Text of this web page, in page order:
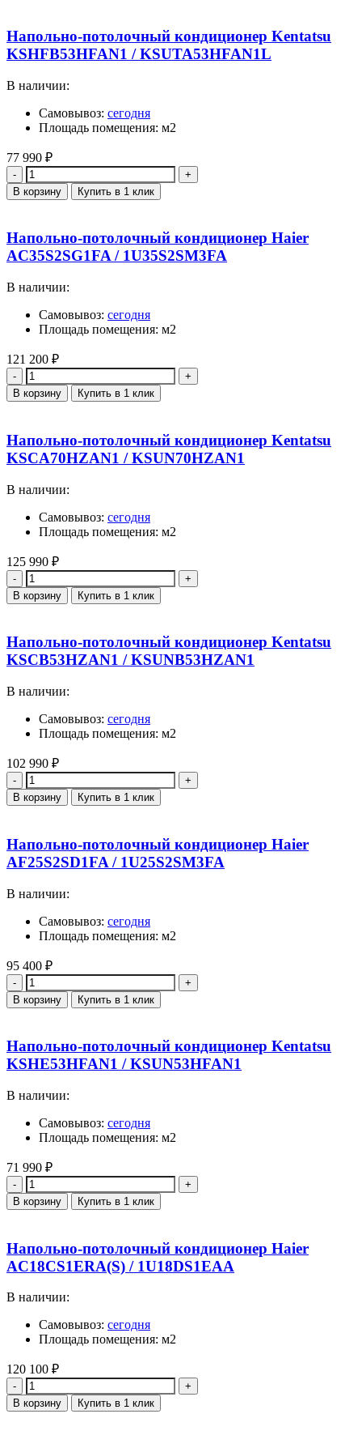
Напольно-потолочный кондиционер Kentatsu
KSHFB53HFAN1 / KSUTA53HFAN1L
В наличии:
Самовывоз: сегодня
Площадь помещения: м2
77 990 ₽
Количество
В корзину Купить в 1 клик
Напольно-потолочный кондиционер Haier
AC35S2SG1FA / 1U35S2SM3FA
В наличии:
Самовывоз: сегодня
Площадь помещения: м2
121 200 ₽
Количество
В корзину Купить в 1 клик
Напольно-потолочный кондиционер Kentatsu
KSCA70HZAN1 / KSUN70HZAN1
В наличии:
Самовывоз: сегодня
Площадь помещения: м2
125 990 ₽
Количество
В корзину Купить в 1 клик
Напольно-потолочный кондиционер Kentatsu
KSCB53HZAN1 / KSUNB53HZAN1
В наличии:
Самовывоз: сегодня
Площадь помещения: м2
102 990 ₽
Количество
В корзину Купить в 1 клик
Напольно-потолочный кондиционер Haier
AF25S2SD1FA / 1U25S2SM3FA
В наличии:
Самовывоз: сегодня
Площадь помещения: м2
95 400 ₽
Количество
В корзину Купить в 1 клик
Напольно-потолочный кондиционер Kentatsu
KSHE53HFAN1 / KSUN53HFAN1
В наличии:
Самовывоз: сегодня
Площадь помещения: м2
71 990 ₽
Количество
В корзину Купить в 1 клик
Напольно-потолочный кондиционер Haier
AC18CS1ERA(S) / 1U18DS1EAA
В наличии:
Самовывоз: сегодня
Площадь помещения: м2
120 100 ₽
Количество
В корзину Купить в 1 клик